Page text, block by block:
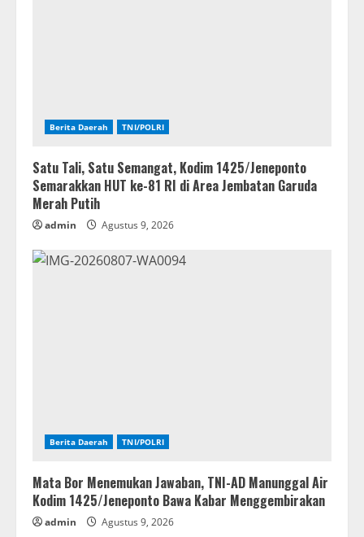
Berita Daerah TNI/POLRI
Satu Tali, Satu Semangat, Kodim 1425/Jeneponto
Semarakkan HUT ke-81 RI di Area Jembatan Garuda
Merah Putih
admin Agustus 9, 2026
Berita Daerah TNI/POLRI
Mata Bor Menemukan Jawaban, TNI-AD Manunggal Air
Kodim 1425/Jeneponto Bawa Kabar Menggembirakan
admin Agustus 9, 2026